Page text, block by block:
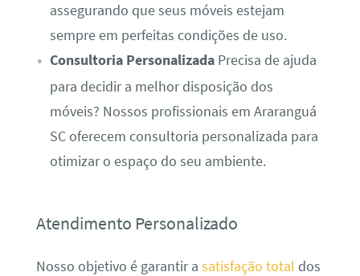
assegurando que seus móveis estejam
sempre em perfeitas condições de uso.
Consultoria PersonalizadaPrecisa de ajuda
para decidir a melhor disposição dos
móveis? Nossos profissionais em Araranguá
SC oferecem consultoria personalizada para
otimizar o espaço do seu ambiente.
Atendimento Personalizado
Nosso objetivo é garantir a satisfação total dos